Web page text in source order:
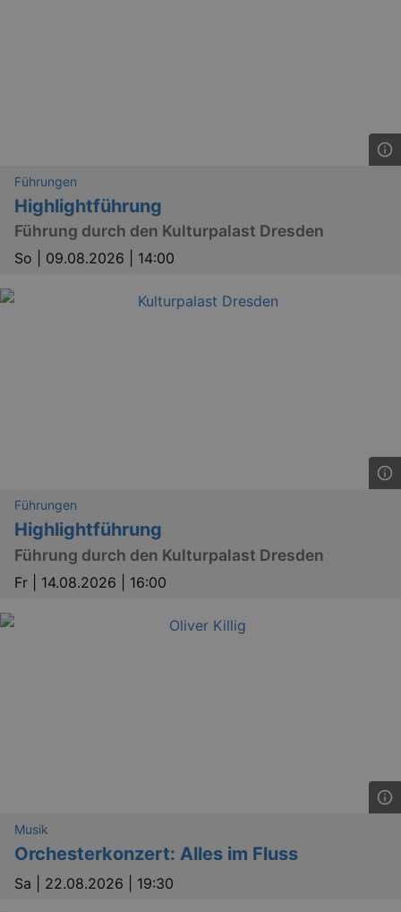
Führungen
Highlightführung
Führung durch den Kulturpalast Dresden
So | 09.08.2026 | 14:00
Führungen
Highlightführung
Führung durch den Kulturpalast Dresden
Fr | 14.08.2026 | 16:00
Musik
Orchesterkonzert: Alles im Fluss
Sa | 22.08.2026 | 19:30